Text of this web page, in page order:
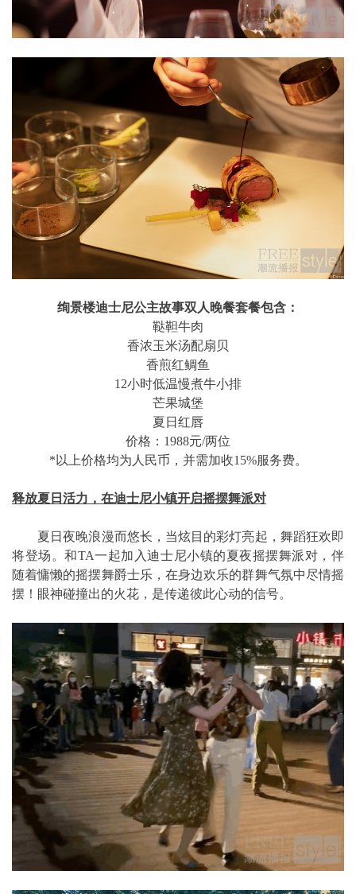
绚景楼迪士尼公主故事双人晚餐套餐包含：
鞑靼牛肉
香浓玉米汤配扇贝
香煎红鲷鱼
12小时低温慢煮牛小排
芒果城堡
夏日红唇
价格：1988元/两位
*以上价格均为人民币，并需加收15%服务费。
释放夏日活力，在迪士尼小镇开启摇摆舞派对
夏日夜晚浪漫而悠长，当炫目的彩灯亮起，舞蹈狂欢即
将登场。和TA一起加入迪士尼小镇的夏夜摇摆舞派对，伴
随着慵懒的摇摆舞爵士乐，在身边欢乐的群舞气氛中尽情摇
摆！眼神碰撞出的火花，是传递彼此心动的信号。